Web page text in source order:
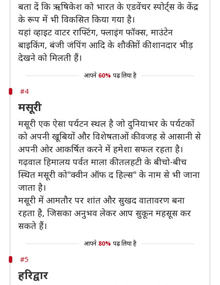
बता दें कि ऋषिकेश को भारत के एडवेंचर स्पोर्ट्स के केंद्र
के रूप में भी विकसित किया गया है।
यहां व्हाइट वाटर राफ्टिंग, फ्लाइंग फॉक्स, माउंटेन
बाइकिंग, बंजी जंपिंग आदि के शौकीनों की शानदार भीड़
देखने को मिलती हैं।
आपने 60% पढ़ लिया है
#4
मसूरी
मसूरी एक ऐसा पर्यटन स्थल है जो दुनियाभर के पर्यटकों
को अपनी खूबियों और विशेषताओं की वजह से आसानी से
अपनी ओर आकर्षित करने में हमेशा सफल रहता है।
गढ़वाल हिमालय पर्वत माला की तलहटी के बीचो-बीच
स्थित मसूरी को"क्वीन ऑफ द हिल्स" के नाम से भी जाना
जाता है।
मसूरी में आमतौर पर शांत और सुखद वातावरण बना
रहता है, जिसका अनुभव लेकर आप सुकून महसूस कर
सकते हैं।
आपने 80% पढ़ लिया है
#5
हरिद्वार